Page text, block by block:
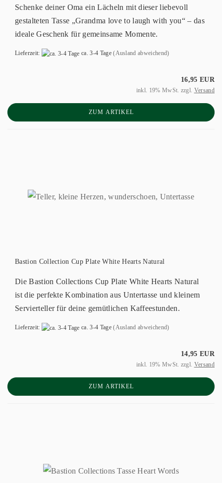
Schenke deiner Oma ein Lächeln mit dieser liebevoll
gestalteten Tasse „Grandma love to laugh with you“ – das
ideale Geschenk für gemeinsame Momente.
Lieferzeit: ca. 3-4 Tage (Ausland abweichend)
16,95 EUR
inkl. 19% MwSt. zzgl. Versand
ZUM ARTIKEL
Bastion Collection Cup Plate White Hearts Natural
Die Bastion Collections Cup Plate White Hearts Natural
ist die perfekte Kombination aus Untertasse und kleinem
Servierteller für deine gemütlichen Kaffeestunden.
Lieferzeit: ca. 3-4 Tage (Ausland abweichend)
14,95 EUR
inkl. 19% MwSt. zzgl. Versand
ZUM ARTIKEL